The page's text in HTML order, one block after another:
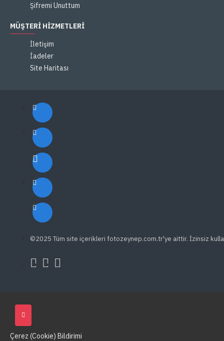
Şifremi Unuttum
MÜŞTERI HIZMETLERI
İletişim
İadeler
Site Haritası
©2025 Tüm site içerikleri fotozeynep.com.tr'ye aittir. İzinsiz
Çerez (Cookie) Bildirimi